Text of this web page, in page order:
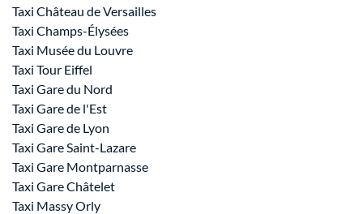
Taxi Château de Versailles
Taxi Champs-Élysées
Taxi Musée du Louvre
Taxi Tour Eiffel
Taxi Gare du Nord
Taxi Gare de l'Est
Taxi Gare de Lyon
Taxi Gare Saint-Lazare
Taxi Gare Montparnasse
Taxi Gare Châtelet
Taxi Massy Orly